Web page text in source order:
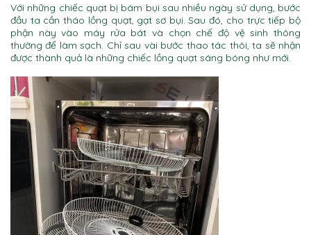
Với những chiếc quạt bị bám bụi sau nhiều ngày sử dụng, bước
đầu ta cần tháo lồng quạt, gạt sơ bụi. Sau đó, cho trực tiếp bộ
phận này vào máy rửa bát và chọn chế độ vệ sinh thông
thường để làm sạch. Chỉ sau vài bước thao tác thôi, ta sẽ nhận
được thành quả là những chiếc lồng quạt sáng bóng như mới.